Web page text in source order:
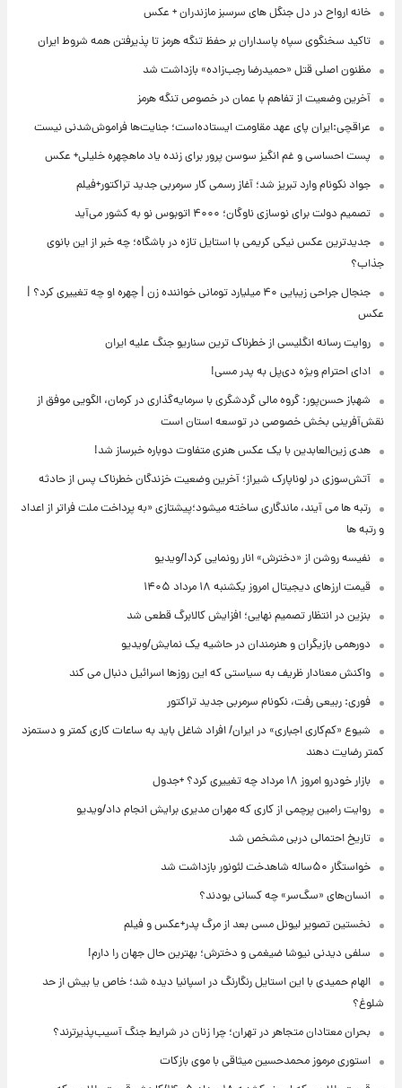
خانه ارواح در دل جنگل های سرسبز مازندران + عکس
تاکید سخنگوی سپاه پاسداران بر حفظ تنگه هرمز تا پذیرفتن همه شروط ایران
مظنون اصلی قتل «حمیدرضا رجب‌زاده» بازداشت شد
آخرین وضعیت از تفاهم با عمان در خصوص تنگه هرمز
عراقچی:ایران پای عهد مقاومت ایستاده‌است؛ جنایت‌ها فراموش‌شدنی نیست
پست احساسی و غم انگیز سوسن پرور برای زنده یاد ماهچهره خلیلی+ عکس
جواد نکونام وارد تبریز شد؛ آغاز رسمی کار سرمربی جدید تراکتور+فیلم
تصمیم دولت برای نوسازی ناوگان؛ ۴۰۰۰ اتوبوس نو به کشور می‌آید
جدیدترین عکس نیکی کریمی با استایل تازه در باشگاه؛ چه خبر از این بانوی
جذاب؟
جنجال جراحی زیبایی ۴۰ میلیارد تومانی خواننده زن | چهره او چه تغییری کرد؟ |
عکس
روایت رسانه انگلیسی از خطرناک ترین سناریو جنگ علیه ایران
ادای احترام ویژه دی‌پل به پدر مسی!
شهباز حسن‌پور: گروه مالی گردشگری با سرمایه‌گذاری در کرمان، الگویی موفق از
نقش‌آفرینی بخش خصوصی در توسعه استان است
هدی زین‌العابدین با یک عکس هنری متفاوت دوباره خبرساز شد!
آتش‌سوزی در لوناپارک شیراز؛ آخرین وضعیت خزندگان خطرناک پس از حادثه
رتبه ها می آیند، ماندگاری ساخته میشود؛پیشتازی «به پرداخت ملت فراتر از اعداد
و رتبه ها
نفیسه روشن از «دخترش» انار رونمایی کرد!/ویدیو
قیمت ارزهای دیجیتال امروز یکشنبه ۱۸ مرداد ۱۴۰۵
بنزین در انتظار تصمیم نهایی؛ افزایش کالابرگ قطعی شد
دورهمی بازیگران و هنرمندان در حاشیه یک نمایش/ویدیو
واکنش معنادار ظریف به سیاستی که این روزها اسرائیل دنبال می کند
فوری: ربیعی رفت، نکونام سرمربی جدید تراکتور
شیوع «کم‌کاری اجباری» در ایران/ افراد شاغل باید به ساعات کاری کمتر و دستمزد
کمتر رضایت دهند
بازار خودرو امروز ۱۸ مرداد چه تغییری کرد؟ +جدول
روایت رامین پرچمی از کاری که مهران مدیری برایش انجام داد/ویدیو
تاریخ احتمالی دربی مشخص شد
خواستگار ۵۰ساله شاهدخت لئونور بازداشت شد
انسان‌های «سگ‌سر» چه کسانی بودند؟
نخستین تصویر لیونل مسی بعد از مرگ پدر+عکس و فیلم
سلفی دیدنی نیوشا ضیغمی و دخترش؛ بهترین حال جهان را دارم!
الهام حمیدی با این استایل رنگارنگ در اسپانیا دیده شد؛ خاص یا بیش از حد
شلوغ؟
بحران معتادان متجاهر در تهران؛ چرا زنان در شرایط جنگ آسیب‌پذیرترند؟
استوری مرموز محمدحسین میثاقی با موی بازکات